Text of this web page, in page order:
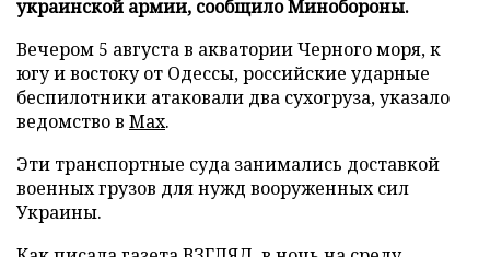
украинской армии, сообщило Минобороны.
Вечером 5 августа в акватории Черного моря, к
югу и востоку от Одессы, российские ударные
беспилотники атаковали два сухогруза, указало
ведомство в Max.
Эти транспортные суда занимались доставкой
военных грузов для нужд вооруженных сил
Украины.